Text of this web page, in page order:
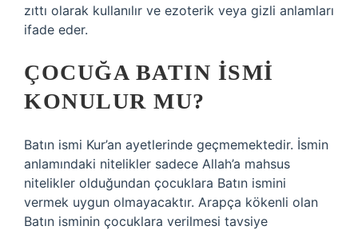
zıttı olarak kullanılır ve ezoterik veya gizli anlamları
ifade eder.
ÇOCUĞA BATIN ISMI
KONULUR MU?
Batın ismi Kur’an ayetlerinde geçmemektedir. İsmin
anlamındaki nitelikler sadece Allah’a mahsus
nitelikler olduğundan çocuklara Batın ismini
vermek uygun olmayacaktır. Arapça kökenli olan
Batın isminin çocuklara verilmesi tavsiye